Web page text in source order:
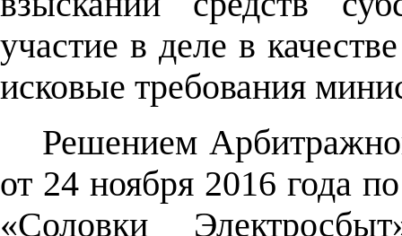
участие в деле в
исковые требования
Решением
от 24 ноября 2016 года
«Соловки